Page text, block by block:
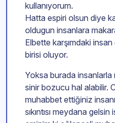
kullanıyorum.
Hatta espiri olsun diye
oldugun insanlara
Elbette karşımdaki
birisi oluyor.
Yoksa burada
sinir bozucu hal alabilir.
muhabbet ettiğiniz
sıkıntısı meydana